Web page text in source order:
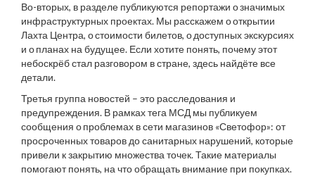
Во-вторых, в разделе публикуются репортажи о значимых
инфраструктурных проектах. Мы расскажем о открытии
Лахта Центра, о стоимости билетов, о доступных экскурсиях
и о планах на будущее. Если хотите понять, почему этот
небоскрёб стал разговором в стране, здесь найдёте все
детали.
Третья группа новостей – это расследования и
предупреждения. В рамках тега МСД мы публикуем
сообщения о проблемах в сети магазинов «Светофор»: от
просроченных товаров до санитарных нарушений, которые
привели к закрытию множества точек. Такие материалы
помогают понять, на что обращать внимание при покупках.